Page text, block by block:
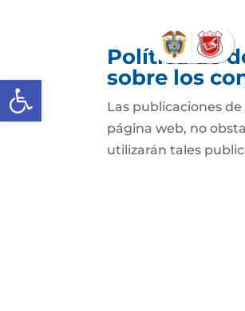
Abrir barra de herramientas
Política de
sobre los
Las publicaciones
página web, no
utilizarán tales